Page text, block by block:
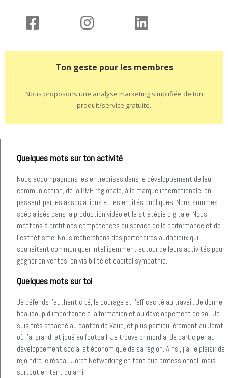
Ton geste pour les membres
Nous proposons une analyse marketing simplifiée de ton
produit/service gratuite.
Quelques mots sur ton activité
Nous accompagnons les entreprises dans le développement de leur
communication, de la PME régionale, à la marque internationale, en
passant par les associations et les entités publiques. Nous sommes
spécialisés dans la production vidéo et la stratégie digitale. Nous
mettons à profit nos compétences au service de la performance et de
l’esthétisme. Nous recherchons des partenaires audacieux qui
souhaitent communiquer intelligemment autour de leurs activités pour
gagner en ventes, en visibilité et capital sympathie.
Quelques mots sur toi
Je défends l’authenticité, le courage et l’efficacité au travail. Je donne
beaucoup d’importance à la formation et au développement de soi. Je
suis très attaché au canton de Vaud, et plus particulièrement au Jorat
où j’ai grandi et joué au football. Je trouve primordial de participer au
développement social et économique de sa région. Ainsi, j’ai le plaisir de
rejoindre le réseau Jorat Networking en tant que professionnel, mais
surtout en tant qu’ami.